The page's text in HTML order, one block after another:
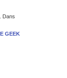
Dans
GEEK